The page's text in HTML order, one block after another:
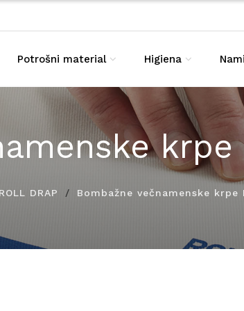
Potrošni material Higiena
krpe
DRAP Bombažne večnamenske krpe